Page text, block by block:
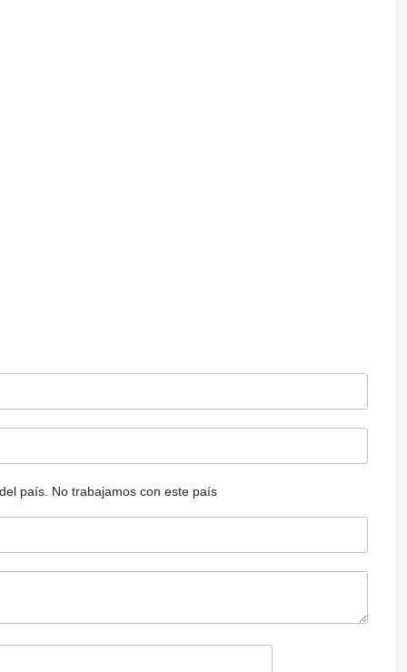
país. No trabajamos con este país